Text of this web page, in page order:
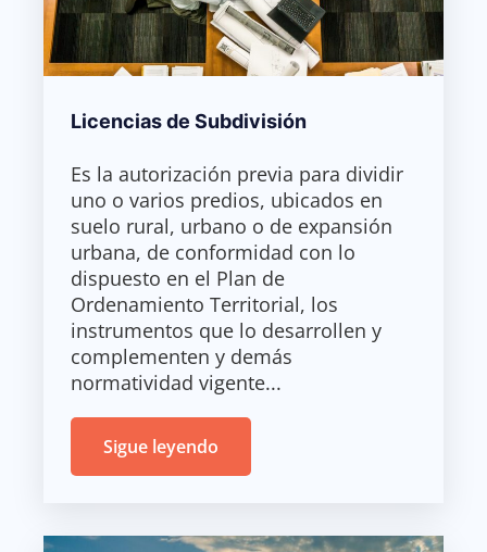
Licencias de Subdivisión
Es la autorización previa para dividir
uno o varios predios, ubicados en
suelo rural, urbano o de expansión
urbana, de conformidad con lo
dispuesto en el Plan de
Ordenamiento Territorial, los
instrumentos que lo desarrollen y
complementen y demás
normatividad vigente...
Sigue leyendo